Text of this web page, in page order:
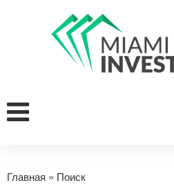
Главная » Поиск